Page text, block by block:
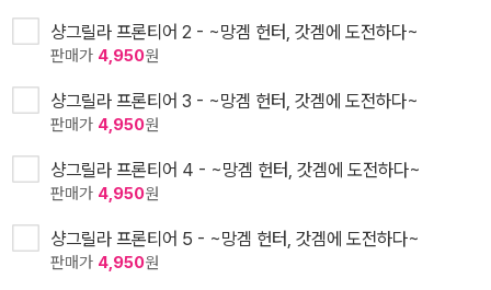
샹그릴라 프론티어 2 - ~망겜 헌터, 갓겜에 도전하다~
판매가 4,950원
샹그릴라 프론티어 3 - ~망겜 헌터, 갓겜에 도전하다~
판매가 4,950원
샹그릴라 프론티어 4 - ~망겜 헌터, 갓겜에 도전하다~
판매가 4,950원
샹그릴라 프론티어 5 - ~망겜 헌터, 갓겜에 도전하다~
판매가 4,950원